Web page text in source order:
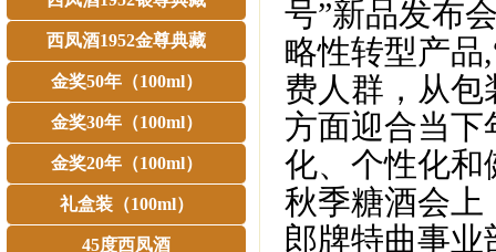
西凤酒1952金尊典藏
金奖50年（100ml）
金奖30年（100ml）
金奖20年（100ml）
礼盒装（100ml）
45度西凤酒
号”新品发布
略性转型产品
费人群，从
方面迎合当
化、个性化和
秋季糖酒会上
郎牌特曲事业